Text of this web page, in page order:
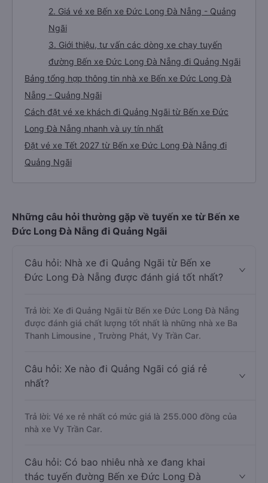
2. Giá vé xe Bến xe Đức Long Đà Nẵng - Quảng
Ngãi
3. Giới thiệu, tư vấn các dòng xe chạy tuyến
đường Bến xe Đức Long Đà Nẵng đi Quảng Ngãi
Bảng tổng hợp thông tin nhà xe Bến xe Đức Long Đà
Nẵng - Quảng Ngãi
Cách đặt vé xe khách đi Quảng Ngãi từ Bến xe Đức
Long Đà Nẵng nhanh và uy tín nhất
Đặt vé xe Tết 2027 từ Bến xe Đức Long Đà Nẵng đi
Quảng Ngãi
Những câu hỏi thường gặp về tuyến xe từ Bến xe
Đức Long Đà Nẵng đi Quảng Ngãi
Câu hỏi: Nhà xe đi Quảng Ngãi từ Bến xe
Đức Long Đà Nẵng được đánh giá tốt nhất?
Trả lời: Xe đi Quảng Ngãi từ Bến xe Đức Long Đà Nẵng
được đánh giá chất lượng tốt nhất là những nhà xe Ba
Thanh Limousine , Trường Phát, Vy Trần Car.
Câu hỏi: Xe nào đi Quảng Ngãi có giá rẻ
nhất?
Trả lời: Vé xe rẻ nhất có mức giá là 255.000 đồng của
nhà xe Vy Trần Car.
Câu hỏi: Có bao nhiêu nhà xe đang khai
thác tuyến đường Bến xe Đức Long Đà